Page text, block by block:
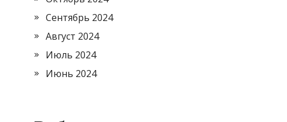
Сентябрь 2024
Август 2024
Июль 2024
Июнь 2024